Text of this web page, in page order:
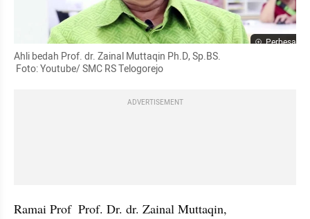
Perbesar
Ahli bedah Prof. dr. Zainal Muttaqin Ph.D, Sp.BS.
Foto: Youtube/ SMC RS Telogorejo
ADVERTISEMENT
Ramai Prof  Prof. Dr. dr. Zainal Muttaqin,